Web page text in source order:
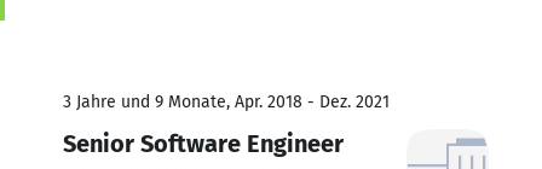
3 Jahre und 9 Monate, Apr. 2018 - Dez. 2021
Senior Software Engineer